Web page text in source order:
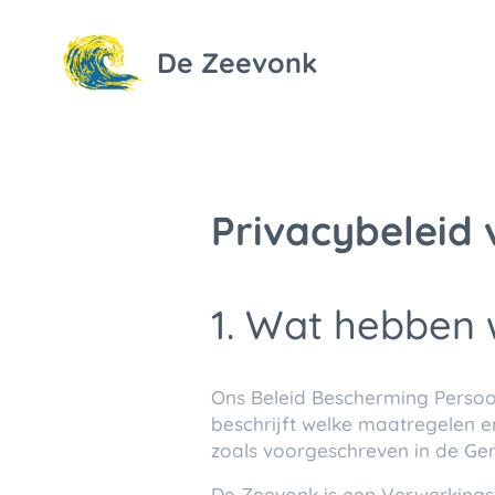
De Zeevonk
Privacybeleid
1. Wat hebben
Ons Beleid Bescherming
beschrijft welke maatregelen
zoals voorgeschreven in de